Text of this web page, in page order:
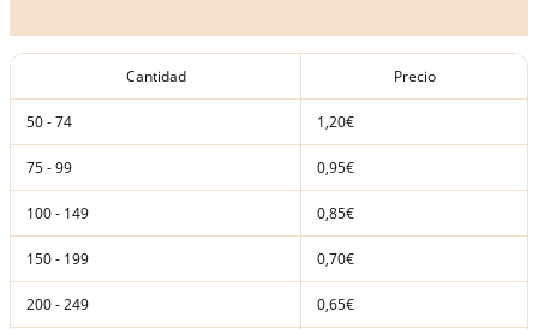
Cantidad Precio
50 - 74 1,20€
75 - 99 0,95€
100 - 149 0,85€
150 - 199 0,70€
200 - 249 0,65€